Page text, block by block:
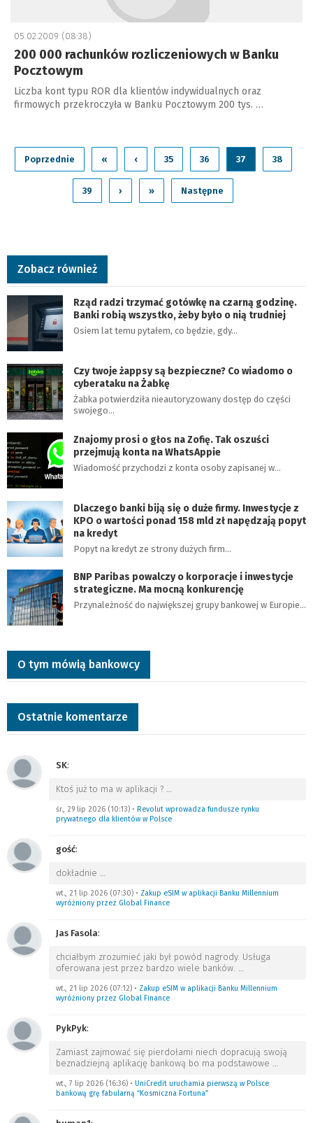
05.02.2009 (08:38)
200 000 rachunków rozliczeniowych w Banku
Pocztowym
Liczba kont typu ROR dla klientów indywidualnych oraz
firmowych przekroczyła w Banku Pocztowym 200 tys. …
Poprzednie « ‹ 35 36 37 38
39 › » Następne
Zobacz również
Rząd radzi trzymać gotówkę na czarną godzinę.
Banki robią wszystko, żeby było o nią trudniej
Osiem lat temu pytałem, co będzie, gdy…
Czy twoje żappsy są bezpieczne? Co wiadomo o
cyberataku na Żabkę
Żabka potwierdziła nieautoryzowany dostęp do części
swojego…
Znajomy prosi o głos na Zofię. Tak oszuści
przejmują konta na WhatsAppie
Wiadomość przychodzi z konta osoby zapisanej w…
Dlaczego banki biją się o duże firmy. Inwestycje z
KPO o wartości ponad 158 mld zł napędzają popyt
na kredyt
Popyt na kredyt ze strony dużych firm…
BNP Paribas powalczy o korporacje i inwestycje
strategiczne. Ma mocną konkurencję
Przynależność do największej grupy bankowej w Europie…
O tym mówią bankowcy
Ostatnie komentarze
SK:
Ktoś już to ma w aplikacji ? …
śr., 29 lip 2026 (10:13) • Revolut wprowadza fundusze rynku
prywatnego dla klientów w Polsce
gość:
dokładnie …
wt., 21 lip 2026 (07:30) • Zakup eSIM w aplikacji Banku Millennium
wyróżniony przez Global Finance
Jas Fasola:
chciałbym zrozumieć jaki był powód nagrody. Usługa
oferowana jest przez bardzo wiele banków. …
wt., 21 lip 2026 (07:12) • Zakup eSIM w aplikacji Banku Millennium
wyróżniony przez Global Finance
PykPyk:
Zamiast zajmować się pierdołami niech dopracują swoją
beznadziejną aplikację bankową bo ma podstawowe …
wt., 7 lip 2026 (16:36) • UniCredit uruchamia pierwszą w Polsce
bankową grę fabularną “Kosmiczna Fortuna”